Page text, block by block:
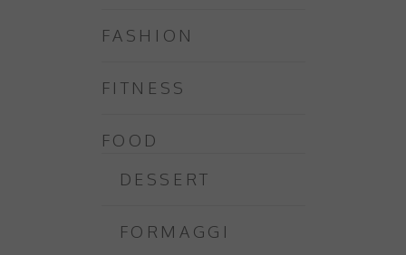
FASHION
FITNESS
FOOD
DESSERT
FORMAGGI